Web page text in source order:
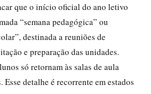
que o início oficial do ano letivo
“semana pedagógica” ou
destinada a reuniões de
e preparação das unidades.
só retornam às salas de aula
Esse detalhe é recorrente em estados